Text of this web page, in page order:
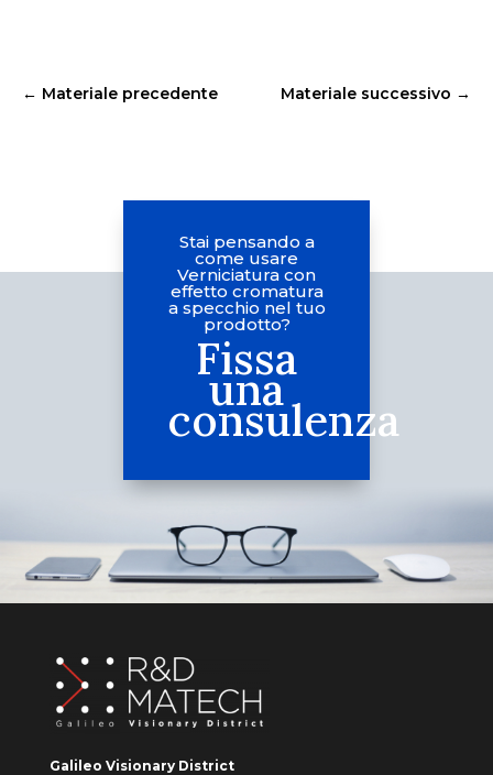
← Materiale precedente Materiale successivo →
Stai pensando a
come usare
Verniciatura con
effetto cromatura
a specchio nel tuo
prodotto?
Fissa
una
consulenza
Galileo Visionary District